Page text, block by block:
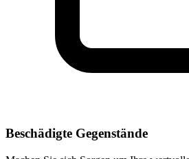
Beschädigte Gegenstände